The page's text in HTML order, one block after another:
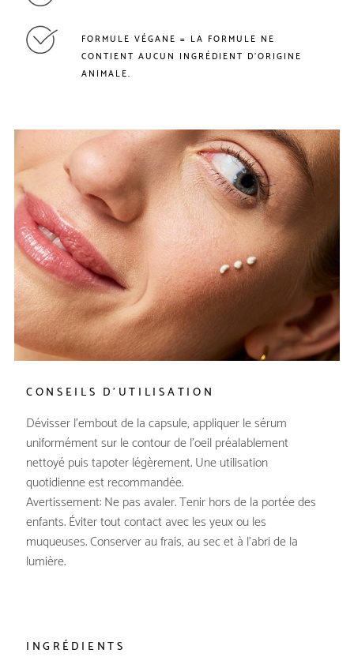
FORMULE VÉGANE = LA FORMULE NE
CONTIENT AUCUN INGRÉDIENT D'ORIGINE
ANIMALE.
CONSEILS D'UTILISATION
Dévisser l’embout de la capsule, appliquer le sérum
uniformément sur le contour de l’oeil préalablement
nettoyé puis tapoter légèrement. Une utilisation
quotidienne est recommandée.
Avertissement: Ne pas avaler. Tenir hors de la portée des
enfants. Éviter tout contact avec les yeux ou les
muqueuses. Conserver au frais, au sec et à l’abri de la
lumière.
INGRÉDIENTS